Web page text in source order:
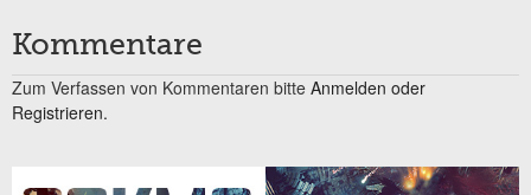
Kommentare
Zum Verfassen von Kommentaren bitte Anmelden oder
Registrieren.